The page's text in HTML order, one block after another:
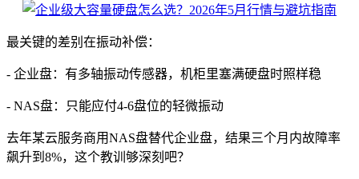
最关键的差别在振动补偿：
- 企业盘：有多轴振动传感器，机柜里塞满硬盘时照样稳
- NAS盘：只能应付4-6盘位的轻微振动
去年某云服务商用NAS盘替代企业盘，结果三个月内故障率
飙升到8%，这个教训够深刻吧？